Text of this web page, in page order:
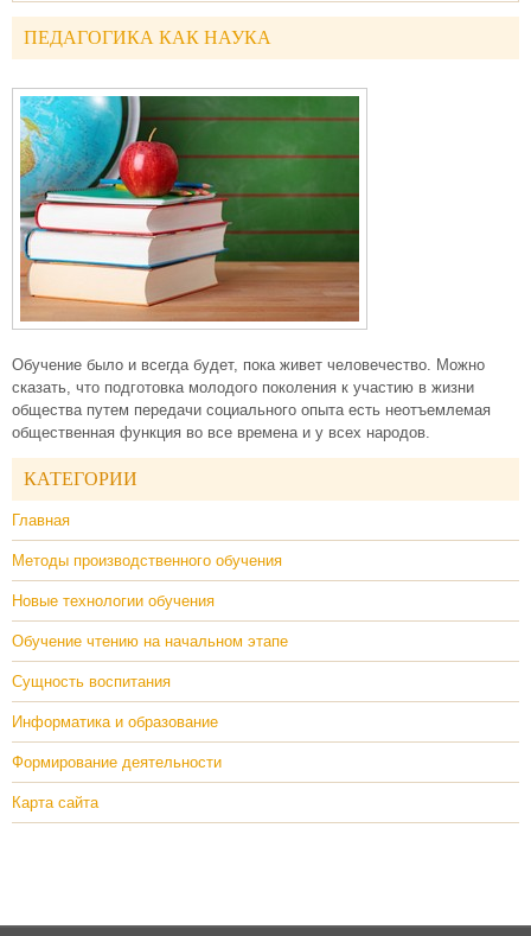
ПЕДАГОГИКА КАК НАУКА
Обучение было и всегда будет, пока живет человечество. Можно
сказать, что подготовка молодого поколения к участию в жизни
общества путем передачи социального опыта есть неотъемлемая
общественная функция во все времена и у всех народов.
КАТЕГОРИИ
Главная
Методы производственного обучения
Новые технологии обучения
Обучение чтению на начальном этапе
Сущность воспитания
Информатика и образование
Формирование деятельности
Карта сайта